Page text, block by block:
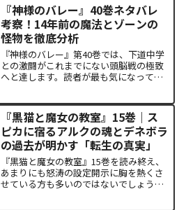
『神様のバレー』40巻ネタバレ
考察！14年前の魔法とゾーンの
怪物を徹底分析
『神様のバレー』第40巻では、下道中学
との激闘がこれまでにない頭脳戦の極致
へと達します。読者が最も気になってい
阿月総一が口にした「14年前の魔法（呪
い）」の謎まで、本...
『黒猫と魔女の教室』15巻｜ス
ピカに宿るアルクの魂とデネボラ
の過去が明かす「転生の真実」
『黒猫と魔女の教室』15巻を読み終え、
あまりにも怒涛の設定開示に胸を熱くさ
せている方も多いのではないでしょう